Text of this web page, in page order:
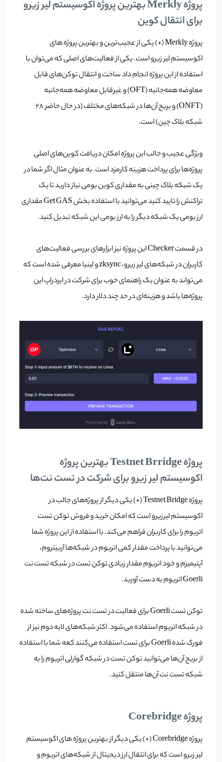
پروژه Merkly بهترین پروژه اکوسیستم لیر زیرو
برای انتقال کوین
پروژه Merkly (+) یکی از عجیب‌ترین و بهترین پروژه های
اکوسیستم لیر زیرو است. یکی از فعالیت‌های اصلی که می‌توان با
استفاده از این پروژه انجام داد ساخت و انتقال توکن‌های قابل
معاوضه همه‌جانبه (OFT) و غیرقابل معاوضه همه‌جانبه
(ONFT) و بریج آن‌ها در شبکه‌های مختلف (در حال حاضر 28
شبکه بلاک چین) است.
ویژگی عجیب و جالب این پروژه امکان دریافت کوین‌های اصلی
پروژه‌ها برای پرداخت هزینه کارمزد است. به عنوان مثال اگر شما در
یک شبکه بلاک چینی به مقداری کوین بومی نیاز دارید تا یک
تراکنش را تایید کنید می‌توانید با استفاده بخش Get GAS مقداری
ارز بومی یک شبکه دیگر را به ارز بومی این شبکه تبدیل کنید.
در قسمت Checker این پروژه نیز ابزارهای بررسی فعالیت‌های
کاربران در شبکه‌های لیر زیرو، zksync و لینیا معرفی شده است که
می‌تواند به عنوان یک راهنمای خوب برای شرکت در ایردراپ این
پروژه‌‌ها باشد و هزینه‌ای در حد چند دلار دارد.
پروژه Testnet Brridge بهترین پروژه
اکوسیستم لیر زیرو برای شرکت در تست نت‌ها
پروژه Testnet Bridge (+) یکی دیگر از پروژه‌های جالب در
اکوسیستم لیرزیرو است که امکان خرید و فروش توکن تست
اتریوم را برای کاربران فراهم می‌کند. با استفاده از این پروژه شما
می‌توانید با پرداخت مقدار کمی اتریوم در شبکه‌ها آربیتروم،
آپتیمیزم و خود اتریوم مقدار زیادی توکن تست در شبکه‌ تست نت
Goerli اتریوم به دست آورید.
توکن تست Goerli برای فعالیت در تست نت پروژه‌های ساخته شده
در شبکه اتریوم استفاده می‌شود. اکثر شبکه‌های لایه دوم نیز از
فورک شده Goerli برای تست استفاده می‌کنند کعه شما با استفاده
از بریج آن‌ها می‌توانید توکن تست در شبکه گوارلی اتریوم را به
شبکه تست نت آن‌ها منتقل کنید.
پروژه Corebridge
پروژه Corebridge (+) یکی دیگر از بهترین پروژه های اکوسیستم
لیر زیرو است که برای انتقال ارز دیجیتال از شبکه‌های اتریوم و